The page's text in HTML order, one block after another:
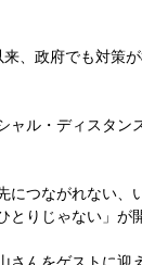
、政府でも対策
ャル・ディスタン
つながれない、
りじゃない」が
んをゲストに迎